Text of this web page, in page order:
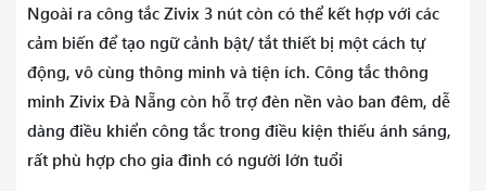
Ngoài ra công tắc Zivix 3 nút còn có thể kết hợp với các
cảm biến để tạo ngữ cảnh bật/ tắt thiết bị một cách tự
động, vô cùng thông minh và tiện ích. Công tắc thông
minh Zivix Đà Nẵng còn hỗ trợ đèn nền vào ban đêm, dễ
dàng điều khiển công tắc trong điều kiện thiếu ánh sáng,
rất phù hợp cho gia đình có người lớn tuổi